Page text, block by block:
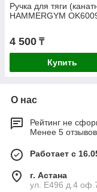
Ручка для тяги
HAMMERGYM
4 500 ₸
Купить
О нас
Рейтинг не
Менее 5
Работает с
г. Астана
ул. Е496 д.4